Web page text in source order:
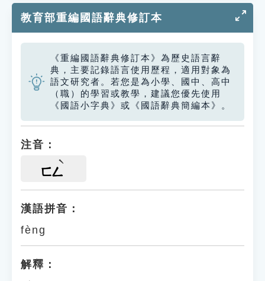
教育部重編國語辭典修訂本
《重編國語辭典修訂本》為歷史語言辭
典，主要記錄語言使用歷程，適用對象為
語文研究者。若您是為小學、國中、高中
（職）的學習或教學，建議您優先使用
《國語小字典》或《國語辭典簡編本》。
注音：
ㄈㄥ
漢語拼音：
fèng
解釋：